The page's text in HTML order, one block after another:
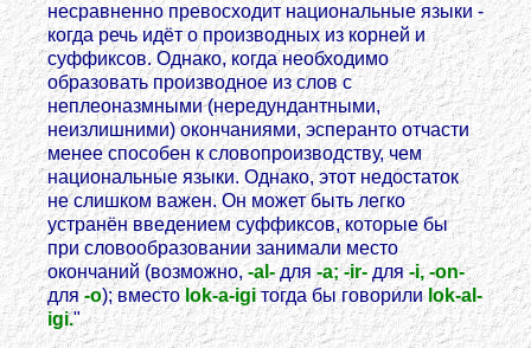
несравненно превосходит национальные языки -
когда речь идёт о производных из корней и
суффиксов. Однако, когда необходимо
образовать производное из слов с
неплеоназмными (нередундантными,
неизлишними) окончаниями, эсперанто отчасти
менее способен к словопроизводству, чем
национальные языки. Однако, этот недостаток
не слишком важен. Он может быть легко
устранён введением суффиксов, которые бы
при словообразовании занимали место
окончаний (возможно,-al-для-a; -ir- для-i, -on-
для -o); вместоlok-a-igiтогда бы говорили lok-al-
igi."